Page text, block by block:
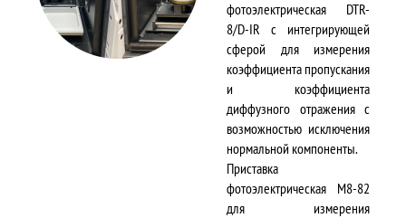
фотоэлектрическая DTR-
8/D-IR с интегрирующей
сферой для измерения
коэффициента пропускания
и коэффициента
диффузного отражения с
возможностью исключения
нормальной компоненты.
Приставка
фотоэлектрическая М8-82
для измерения